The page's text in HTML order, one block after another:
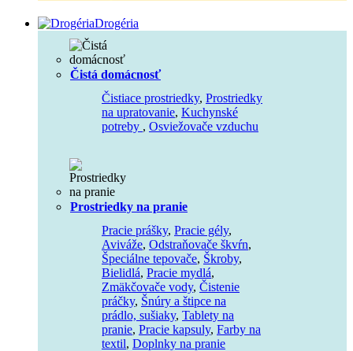
Drogéria
Čistá domácnosť
Čistiace prostriedky, Prostriedky
na upratovanie, Kuchynské
potreby , Osviežovače vzduchu
Prostriedky na pranie
Pracie prášky, Pracie gély,
Aviváže, Odstraňovače škvŕn,
Špeciálne tepovače, Škroby,
Bielidlá, Pracie mydlá,
Zmäkčovače vody, Čistenie
práčky, Šnúry a štipce na
prádlo, sušiaky, Tablety na
pranie, Pracie kapsuly, Farby na
textil, Doplnky na pranie